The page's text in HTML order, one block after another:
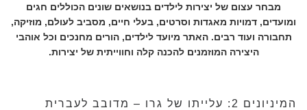
מבחר עצום של יצירות לילדים בנושאים שונים הכוללים חגים
ומועדים, דמויות מאגדות וסרטים, בעלי חיים, מסביב לעולם, מוזיקה,
תחבורה ועוד רבים. האתר מיועד לילדים, הורים מחנכים וכל אוהבי
היצירה המוזמנים להכנה קלה וחווייתית של יצירות.
המיניונים 2: עלייתו של גרו – מדובב לעברית